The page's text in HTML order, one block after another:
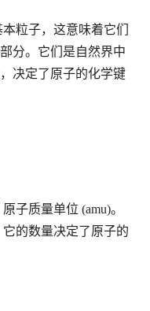
粒子，这意味着它们
分。它们是自然界中
决定了原子的化学键
子质量单位 (amu)。
的数量决定了原子的